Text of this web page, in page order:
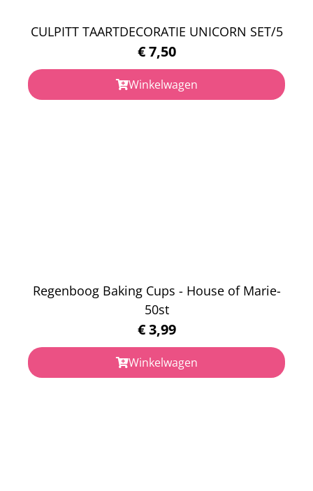
CULPITT TAARTDECORATIE UNICORN SET/5
€7,50
Winkelwagen
Regenboog Baking Cups - House of Marie-
50st
€3,99
Winkelwagen